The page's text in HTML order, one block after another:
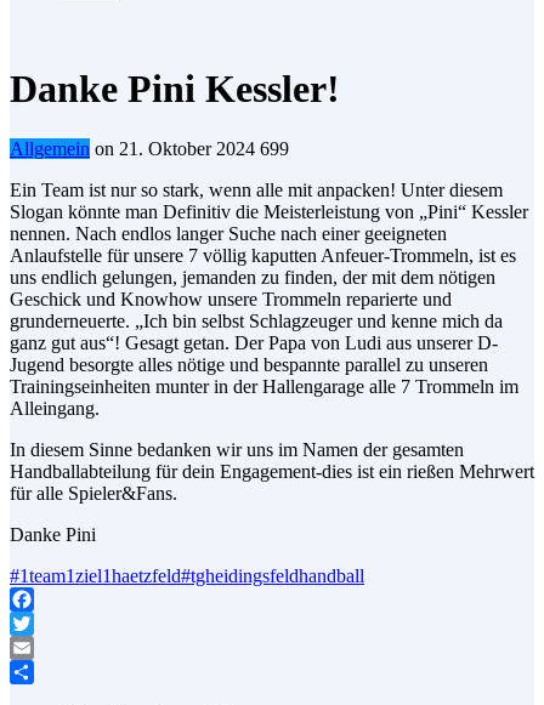
Danke Pini Kessler!
Allgemein on 21. Oktober 2024 699
Ein Team ist nur so stark, wenn alle mit anpacken! Unter diesem
Slogan könnte man Definitiv die Meisterleistung von „Pini“ Kessler
nennen. Nach endlos langer Suche nach einer geeigneten
Anlaufstelle für unsere 7 völlig kaputten Anfeuer-Trommeln, ist es
uns endlich gelungen, jemanden zu finden, der mit dem nötigen
Geschick und Knowhow unsere Trommeln reparierte und
grunderneuerte. „Ich bin selbst Schlagzeuger und kenne mich da
ganz gut aus“! Gesagt getan. Der Papa von Ludi aus unserer D-
Jugend besorgte alles nötige und bespannte parallel zu unseren
Trainingseinheiten munter in der Hallengarage alle 7 Trommeln im
Alleingang.
In diesem Sinne bedanken wir uns im Namen der gesamten
Handballabteilung für dein Engagement-dies ist ein rießen Mehrwert
für alle Spieler&Fans.
Danke Pini
#1team1ziel1haetzfeld#tgheidingsfeldhandball
Facebook
Twitter
Email